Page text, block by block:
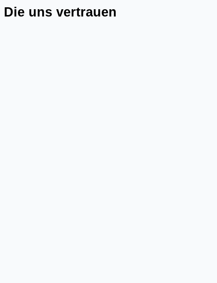
Die uns vertrauen